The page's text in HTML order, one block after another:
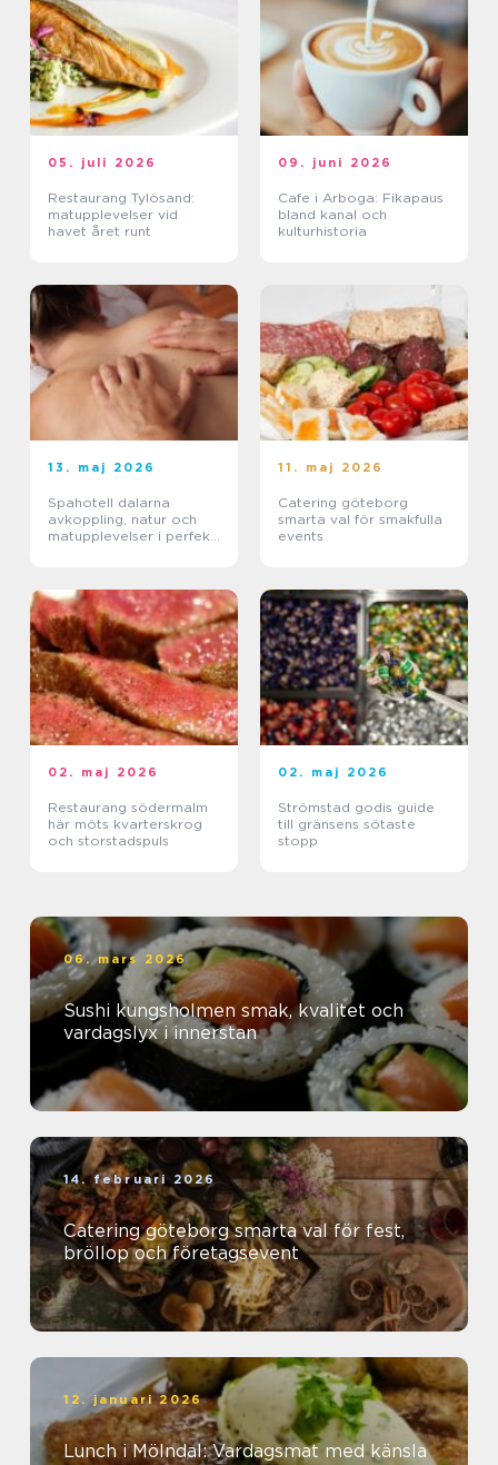
05. juli 2026
Restaurang Tylösand:
matupplevelser vid
havet året runt
09. juni 2026
Cafe i Arboga: Fikapaus
bland kanal och
kulturhistoria
13. maj 2026
Spahotell dalarna
avkoppling, natur och
matupplevelser i perfekt
11. maj 2026
Catering göteborg
smarta val för smakfulla
events
02. maj 2026
Restaurang södermalm
här möts kvarterskrog
och storstadspuls
02. maj 2026
Strömstad godis guide
till gränsens sötaste
stopp
06. mars 2026
Sushi kungsholmen smak, kvalitet och
vardagslyx i innerstan
14. februari 2026
Catering göteborg smarta val för fest,
bröllop och företagsevent
12. januari 2026
Lunch i Mölndal: Vardagsmat med känsla